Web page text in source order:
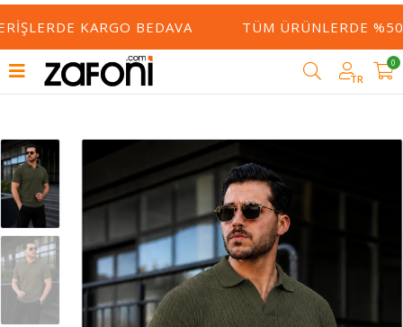
KARGO BEDAVA TÜM ÜRÜNLERDE %50
TR
0